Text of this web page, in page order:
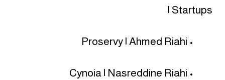
Startups |
• Proservy | Ahmed Riahi
• Cynoia | Nasreddine Riahi